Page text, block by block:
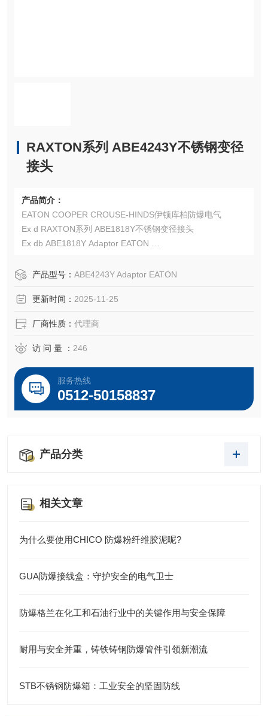
RAXTON系列 ABE4243Y不锈钢变径
接头
产品简介：
EATON COOPER CROUSE-HINDS伊顿库柏防爆电气
Ex d RAXTON系列 ABE1818Y不锈钢变径接头
Ex db ABE1818Y Adaptor EATON
EATON CROUSE-HINDS总代理-Kunshan Beiyuan Electric
产品型号： ABE4243Y Adaptor EATON
更新时间： 2025-11-25
厂商性质： 代理商
访 问 量 ： 246
服务热线
0512-50158837
产品分类
相关文章
为什么要使用CHICO 防爆粉纤维胶泥呢?
GUA防爆接线盒：守护安全的电气卫士
防爆格兰在化工和石油行业中的关键作用与安全保障
耐用与安全并重，铸铁铸钢防爆管件引领新潮流
STB不锈钢防爆箱：工业安全的坚固防线